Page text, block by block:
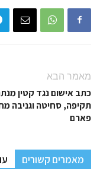
מאמר הבא
כתב אישום נגד קטין
תקיפה, סחיטה וגניבה
פארם
מאמרים קשורים